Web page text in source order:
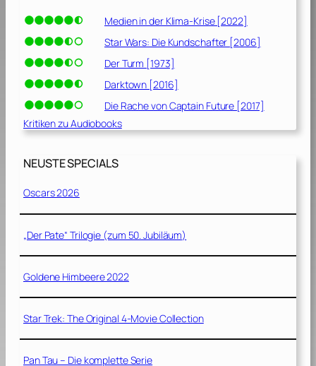
Medien in der Klima-Krise [2022]
Star Wars: Die Kundschafter [2006]
Der Turm [1973]
Darktown [2016]
Die Rache von Captain Future [2017]
Kritiken zu Audiobooks
NEUSTE SPECIALS
Oscars 2026
„Der Pate“ Trilogie (zum 50. Jubiläum)
Goldene Himbeere 2022
Star Trek: The Original 4-Movie Collection
Pan Tau – Die komplette Serie